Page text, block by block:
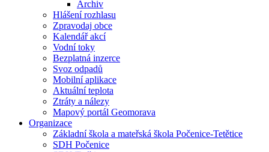
Archiv
Hlášení rozhlasu
Zpravodaj obce
Kalendář akcí
Vodní toky
Bezplatná inzerce
Svoz odpadů
Mobilní aplikace
Aktuální teplota
Ztráty a nálezy
Mapový portál Geomorava
Organizace
Základní škola a mateřská škola Počenice-Tetětice
SDH Počenice